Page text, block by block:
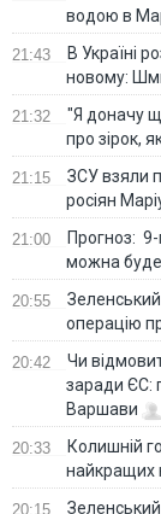
водою в
21:43
В Україні
новому:
21:32
"Я доначу
про зірок,
21:15
ЗСУ взяли
росіян
21:00
Прогноз:
можна буде
20:55
операцію
20:42
Чи
заради ЄС:
Варшави
20:33
Колишній
найкращих
20:15